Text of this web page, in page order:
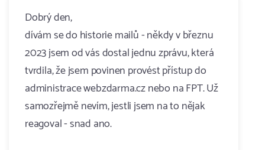
Dobrý den,
dívám se do historie mailů - někdy v březnu
2023 jsem od vás dostal jednu zprávu, která
tvrdila, že jsem povinen provést přístup do
administrace webzdarma.cz nebo na FPT. Už
samozřejmě nevím, jestli jsem na to nějak
reagoval - snad ano.